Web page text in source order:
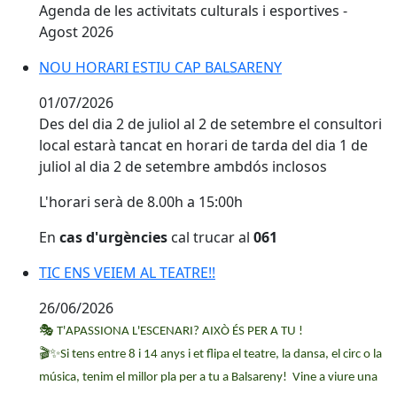
Agenda de les activitats culturals i esportives -
Agost 2026
NOU HORARI ESTIU CAP BALSARENY
NOU HORARI ESTIU CAP BALSARENY
01/07/2026
Des del dia 2 de juliol al 2 de setembre el consultori
local estarà tancat en horari de tarda del dia 1 de
juliol al dia 2 de setembre ambdós inclosos
L'horari serà de 8.00h a 15:00h
En cas d'urgències cal trucar al 061
TIC ENS VEIEM AL TEATRE!!
TIC ENS VEIEM AL TEATRE!!
26/06/2026
🎭 T'APASSIONA L'ESCENARI? AIXÒ ÉS PER A TU !
🎬✨Si tens entre 8 i 14 anys i et flipa el teatre, la dansa, el circ o la
música, tenim el millor pla per a tu a Balsareny! Vine a viure una